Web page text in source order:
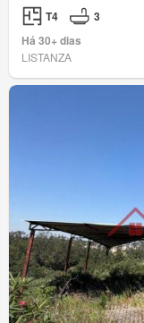
T4
3
Há 30+ dias
LISTANZA